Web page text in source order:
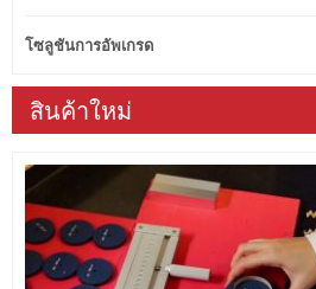
โซลูชันการอัพเกรด
สินค้าใหม่